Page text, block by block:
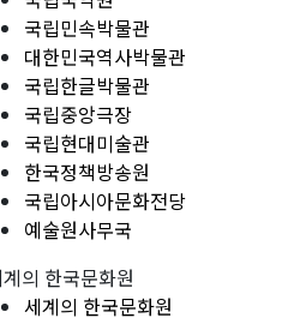
국립민속박물관
대한민국역사박물관
국립한글박물관
국립중앙극장
국립현대미술관
한국정책방송원
국립아시아문화전당
예술원사무국
의 한국문화원
세계의 한국문화원